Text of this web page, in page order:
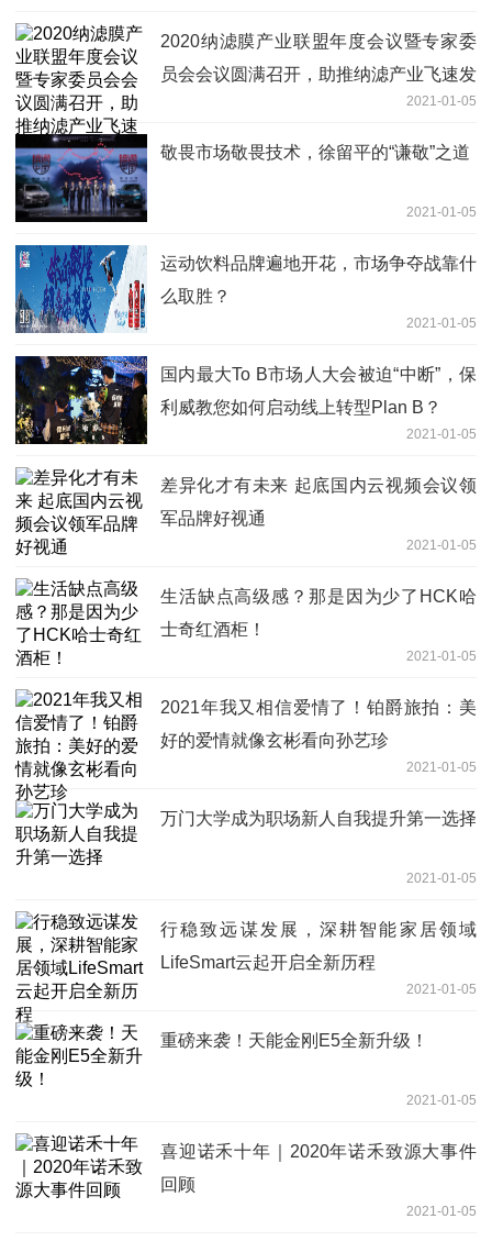
2020纳滤膜产业联盟年度会议暨专家委
员会会议圆满召开，助推纳滤产业飞速发
2021-01-05
敬畏市场敬畏技术，徐留平的“谦敬”之道
2021-01-05
运动饮料品牌遍地开花，市场争夺战靠什
么取胜？
2021-01-05
国内最大To B市场人大会被迫“中断”，保
利威教您如何启动线上转型Plan B？
2021-01-05
差异化才有未来 起底国内云视频会议领
军品牌好视通
2021-01-05
生活缺点高级感？那是因为少了HCK哈
士奇红酒柜！
2021-01-05
2021年我又相信爱情了！铂爵旅拍：美
好的爱情就像玄彬看向孙艺珍
2021-01-05
万门大学成为职场新人自我提升第一选择
2021-01-05
行稳致远谋发展，深耕智能家居领域
LifeSmart云起开启全新历程
2021-01-05
重磅来袭！天能金刚E5全新升级！
2021-01-05
喜迎诺禾十年｜2020年诺禾致源大事件
回顾
2021-01-05